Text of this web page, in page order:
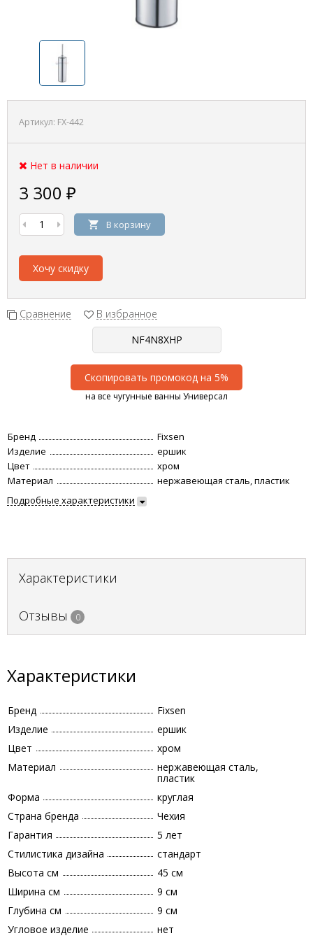
Артикул: FX-442
Нет в наличии
3 300 ₽
В корзину
Хочу скидку
Сравнение В избранное
Скопировать промокод на 5%
на все чугунные ванны Универсал
Бренд
Fixsen
Изделие
ершик
Цвет
хром
Материал
нержавеющая сталь, пластик
Подробные характеристики
Характеристики
Отзывы 0
Характеристики
Бренд
Fixsen
Изделие
ершик
Цвет
хром
Материал
нержавеющая сталь,
пластик
Форма
круглая
Страна бренда
Чехия
Гарантия
5 лет
Стилистика дизайна
стандарт
Высота см
45 см
Ширина см
9 см
Глубина см
9 см
Угловое изделие
нет